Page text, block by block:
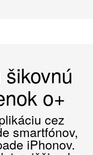
o+
cez
smartfónov,
iPhonov.